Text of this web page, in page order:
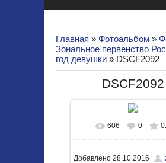
Главная » Фотоальбом »
Зональное первенство
год девушки » DSCF2092
DSCF2092
В реальном
1050x703/ 309.5Kb
606 0
Добавлено28.10.2016